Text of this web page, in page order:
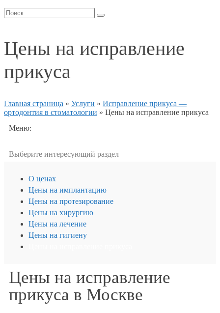
Цены на исправление
прикуса
Главная страница » Услуги » Исправление прикуса —
ортодонтия в стоматологии » Цены на исправление прикуса
Меню:
Выберите интересующий раздел
О ценах
Цены на имплантацию
Цены на протезирование
Цены на хирургию
Цены на лечение
Цены на гигиену
Цены на исправление
прикуса в Москве